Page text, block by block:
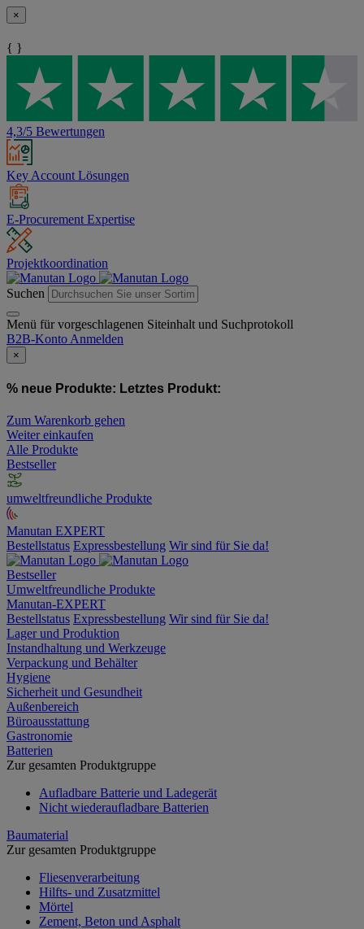
×
{ }
4,3/5 Bewertungen
Key Account Lösungen
E-Procurement Expertise
Projektkoordination
Suchen
Menü für vorgeschlagenen Siteinhalt und Suchprotokoll
B2B-Konto Anmelden
×
% neue Produkte: Letztes Produkt:
Zum Warenkorb gehen
Weiter einkaufen
Alle Produkte
Bestseller
umweltfreundliche Produkte
Manutan EXPERT
Bestellstatus Expressbestellung Wir sind für Sie da!
Bestseller
Umweltfreundliche Produkte
Manutan-EXPERT
Bestellstatus Expressbestellung Wir sind für Sie da!
Lager und Produktion
Instandhaltung und Werkzeuge
Verpackung und Behälter
Hygiene
Sicherheit und Gesundheit
Außenbereich
Büroausstattung
Gastronomie
Batterien
Zur gesamten Produktgruppe
Aufladbare Batterie und Ladegerät
Nicht wiederaufladbare Batterien
Baumaterial
Zur gesamten Produktgruppe
Fliesenverarbeitung
Hilfts- und Zusatzmittel
Mörtel
Zement, Beton und Asphalt